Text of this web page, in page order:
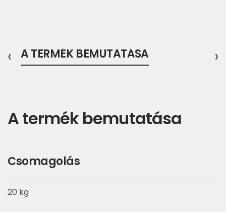
A TERMÉK BEMUTATÁSA
‹ ›
A termék bemutatása
Csomagolás
20 kg